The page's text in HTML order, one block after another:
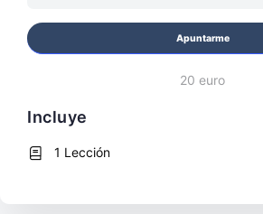
Apuntarme
20 euro
Incluye
1 Lección